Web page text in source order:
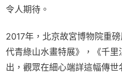
令人期待。
2017年，北京故宮博物院重
代青綠山水畫特展》，《千里
出，觀眾在細心端詳這幅傳世